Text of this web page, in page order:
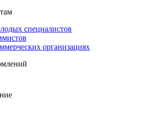
специалистов
организациях